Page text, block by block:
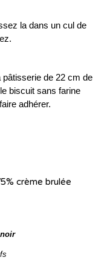
la dans un cul de
pâtisserie de 22 cm de
biscuit sans farine
adhérer.